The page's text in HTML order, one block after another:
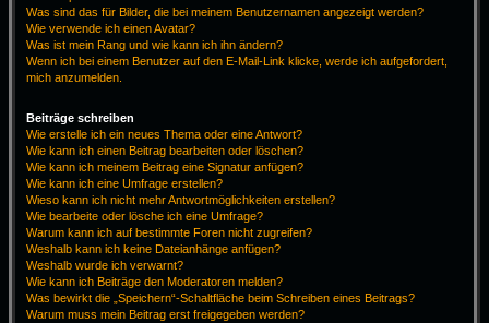
Was sind das für Bilder, die bei meinem Benutzernamen angezeigt werden?
Wie verwende ich einen Avatar?
Was ist mein Rang und wie kann ich ihn ändern?
Wenn ich bei einem Benutzer auf den E-Mail-Link klicke, werde ich aufgefordert,
mich anzumelden.
Beiträge schreiben
Wie erstelle ich ein neues Thema oder eine Antwort?
Wie kann ich einen Beitrag bearbeiten oder löschen?
Wie kann ich meinem Beitrag eine Signatur anfügen?
Wie kann ich eine Umfrage erstellen?
Wieso kann ich nicht mehr Antwortmöglichkeiten erstellen?
Wie bearbeite oder lösche ich eine Umfrage?
Warum kann ich auf bestimmte Foren nicht zugreifen?
Weshalb kann ich keine Dateianhänge anfügen?
Weshalb wurde ich verwarnt?
Wie kann ich Beiträge den Moderatoren melden?
Was bewirkt die „Speichern“-Schaltfläche beim Schreiben eines Beitrags?
Warum muss mein Beitrag erst freigegeben werden?